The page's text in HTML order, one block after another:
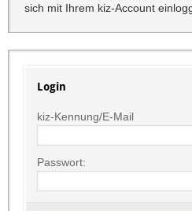
sich mit Ihrem kiz-Account
Login
kiz-Kennung/E-Mail
Passwort: